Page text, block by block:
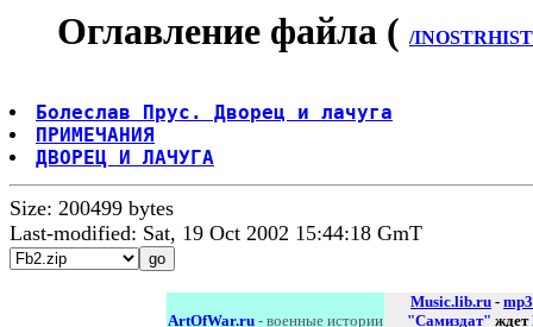
Оглавление файла ( /
Болеслав Прус. Дворец и лачуга
ПРИМЕЧАНИЯ
ДВОРЕЦ И ЛАЧУГА
Size: 200499 bytes
Last-modified: Sat, 19 Oct 2002 15:44:18 GmT
ArtOfWar.ru - военные истории
Music.lib.ru - mp3
"Самиздат" ждет